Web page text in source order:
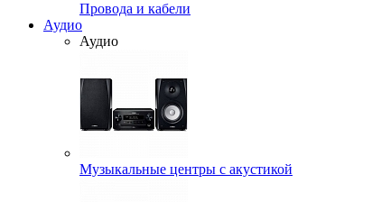
Провода и кабели
Аудио
Аудио
Музыкальные центры с акустикой